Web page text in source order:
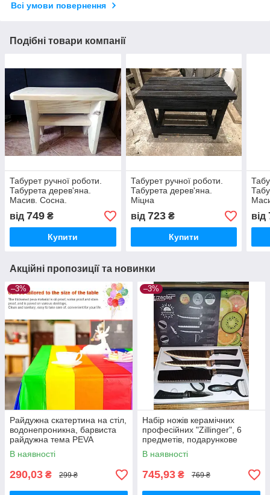
Всі умови повернення
Подібні товари компанії
Табурет ручної роботи.
Табурета дерев'яна.
Масив. Сосна.
від 749 ₴
Купити
Табурет ручної роботи.
Табурета дерев'яна.
Міцна
від 723₴
Купити
від
Акційні пропозиції та новинки
–3%
Райдужна скатертина на стіл,
водонепроникна, барвиста
райдужна тема PEVA
137х274 "Reinbow"
В наявності
290,03 ₴ 299 ₴
–3%
Набір ножів керамічних
професійних "Zillinger", 6
предметів, подарункове
паковання. Оригінадів
В наявності
745,93 ₴ 769 ₴